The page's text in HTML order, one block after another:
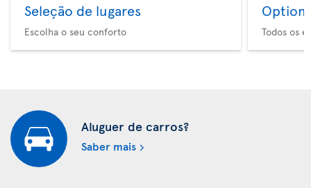
Seleção de lugares
Escolha o seu conforto
Option
Todos os
Aluguer de carros?
Saber mais